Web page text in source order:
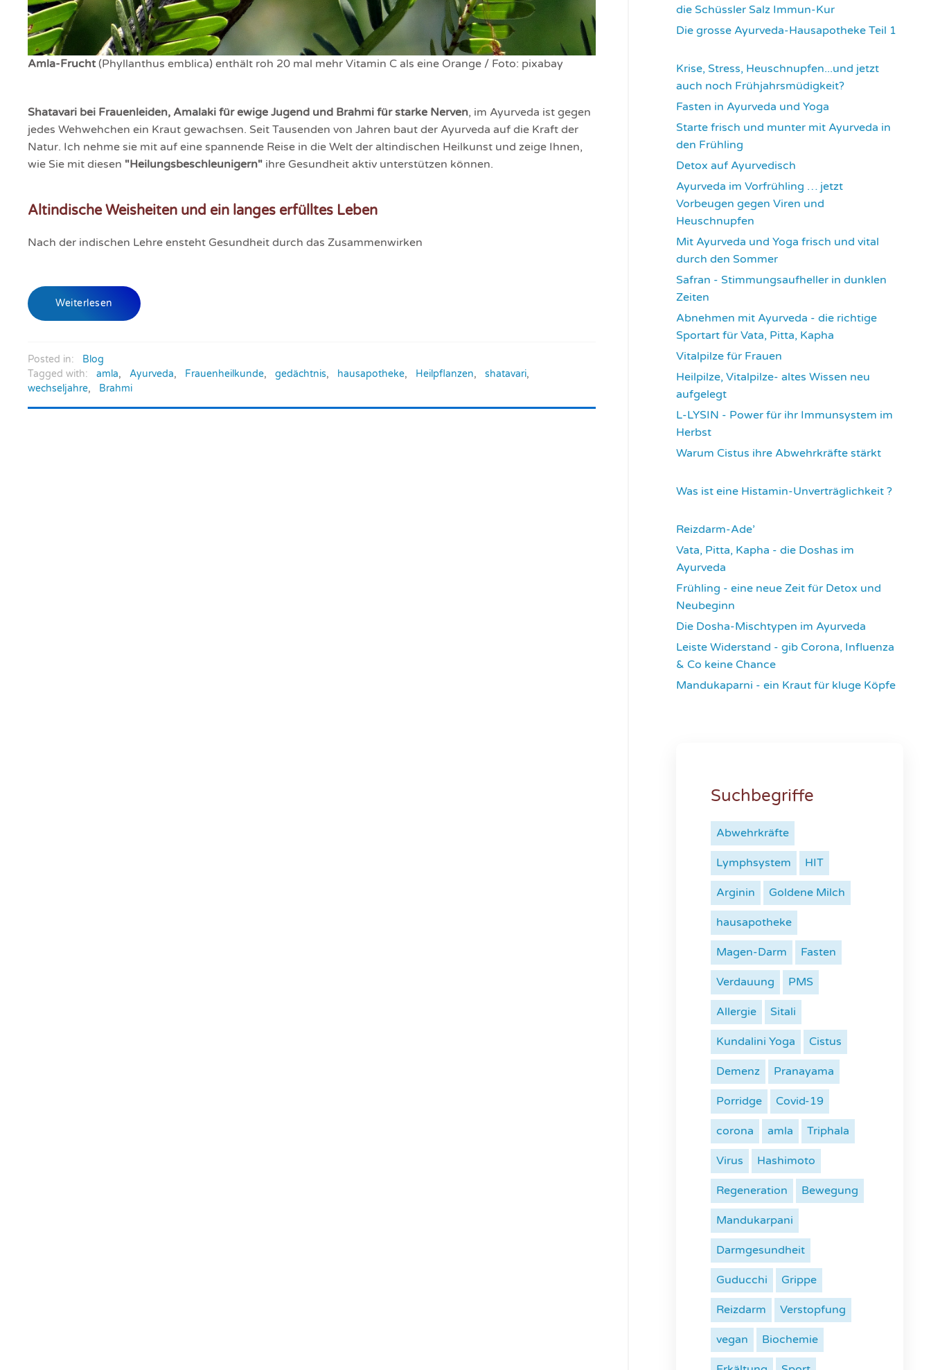
Amla-Frucht(Phyllanthus emblica) enthält roh 20 mal mehr Vitamin C als eine Orange / Foto: pixabay
Shatavari bei Frauenleiden, Amalaki für ewige Jugend und Brahmi für starke Nerven, im Ayurveda ist gegen
jedes Wehwehchen ein Kraut gewachsen. Seit Tausenden von Jahren baut der Ayurveda auf die Kraft der
Natur. Ich nehme sie mit auf eine spannende Reise in die Welt der altindischen Heilkunst und zeige Ihnen,
wie Sie mit diesen "Heilungsbeschleunigern" ihre Gesundheit aktiv unterstützen können.
Altindische Weisheiten und ein langes erfülltes Leben
Nach der indischen Lehre ensteht Gesundheit durch das Zusammenwirken
Weiterlesen
Posted in:
Blog
Tagged with:
amla, Ayurveda, Frauenheilkunde, gedächtnis, hausapotheke, Heilpflanzen, shatavari,
wechseljahre, Brahmi
die Schüssler Salz Immun-Kur
Die grosse Ayurveda-Hausapotheke Teil 1
Krise, Stress, Heuschnupfen...und jetzt
auch noch Frühjahrsmüdigkeit?
Fasten in Ayurveda und Yoga
Starte frisch und munter mit Ayurveda in
den Frühling
Detox auf Ayurvedisch
Ayurveda im Vorfrühling … jetzt
Vorbeugen gegen Viren und
Heuschnupfen
Mit Ayurveda und Yoga frisch und vital
durch den Sommer
Safran - Stimmungsaufheller in dunklen
Zeiten
Abnehmen mit Ayurveda - die richtige
Sportart für Vata, Pitta, Kapha
Vitalpilze für Frauen
Heilpilze, Vitalpilze- altes Wissen neu
aufgelegt
L-LYSIN - Power für ihr Immunsystem im
Herbst
Warum Cistus ihre Abwehrkräfte stärkt
Was ist eine Histamin-Unverträglichkeit ?
Reizdarm-Ade’
Vata, Pitta, Kapha - die Doshas im
Ayurveda
Frühling - eine neue Zeit für Detox und
Neubeginn
Die Dosha-Mischtypen im Ayurveda
Leiste Widerstand - gib Corona, Influenza
& Co keine Chance
Mandukaparni - ein Kraut für kluge Köpfe
Suchbegriffe
Abwehrkräfte
Lymphsystem HIT
Arginin Goldene Milch
hausapotheke
Magen-Darm Fasten
Verdauung PMS
Allergie Sitali
Kundalini Yoga Cistus
Demenz Pranayama
Porridge Covid-19
corona amla Triphala
Virus Hashimoto
Regeneration Bewegung
Mandukarpani
Darmgesundheit
Guducchi Grippe
Reizdarm Verstopfung
vegan Biochemie